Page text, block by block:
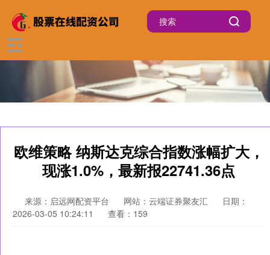
欧维策略 纳斯达克综合指数涨幅扩大，
现涨1.0%，最新报22741.36点
来源：启远网配资平台 网站：云端证券聚友汇
日期：
2026-03-05 10:24:11
查看：159